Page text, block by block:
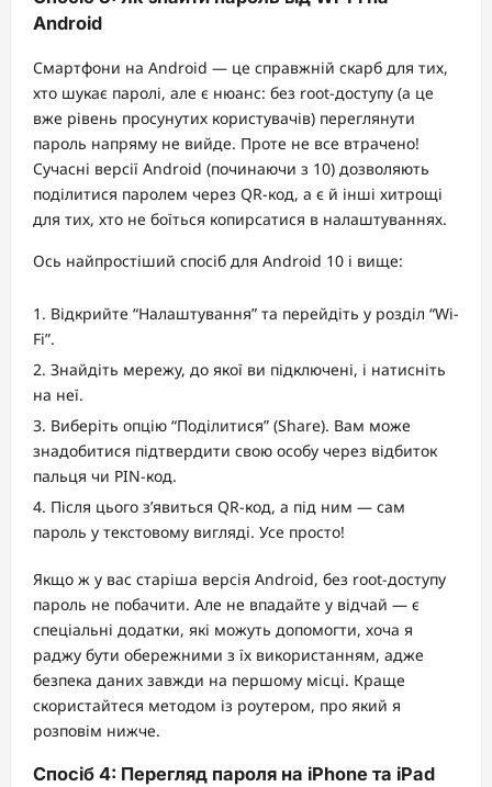
Android
Смартфони на Android — це справжній скарб для тих,
хто шукає паролі, але є нюанс: без root-доступу (а це
вже рівень просунутих користувачів) переглянути
пароль напряму не вийде. Проте не все втрачено!
Сучасні версії Android (починаючи з 10) дозволяють
поділитися паролем через QR-код, а є й інші хитрощі
для тих, хто не боїться копирсатися в налаштуваннях.
Ось найпростіший спосіб для Android 10 і вище:
Відкрийте “Налаштування” та перейдіть у розділ “Wi-
Fi”.
Знайдіть мережу, до якої ви підключені, і натисніть
на неї.
Виберіть опцію “Поділитися” (Share). Вам може
знадобитися підтвердити свою особу через відбиток
пальця чи PIN-код.
Після цього з’явиться QR-код, а під ним — сам
пароль у текстовому вигляді. Усе просто!
Якщо ж у вас старіша версія Android, без root-доступу
пароль не побачити. Але не впадайте у відчай — є
спеціальні додатки, які можуть допомогти, хоча я
раджу бути обережними з їх використанням, адже
безпека даних завжди на першому місці. Краще
скористайтеся методом із роутером, про який я
розповім нижче.
Спосіб 4: Перегляд пароля на iPhone та iPad